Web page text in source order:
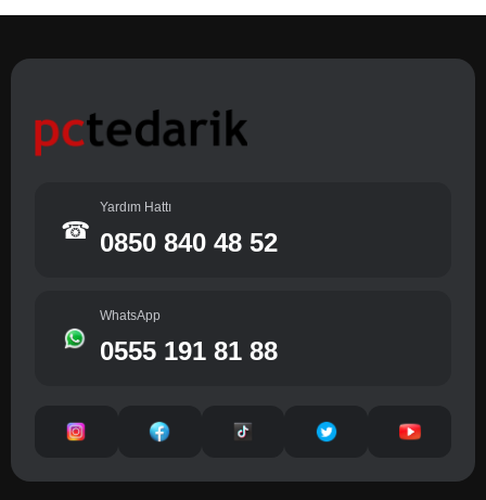
☎
Yardım Hattı
0850 840 48 52
WhatsApp
0555 191 81 88